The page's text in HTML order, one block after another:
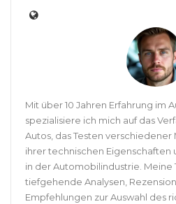
Mit über 10 Jahren Erfahrung im
spezialisiere ich mich auf das
Autos, das Testen verschiedener
ihrer technischen Eigenschaften
in der Automobilindustrie. Meine
tiefgehende Analysen,
Empfehlungen zur Auswahl des